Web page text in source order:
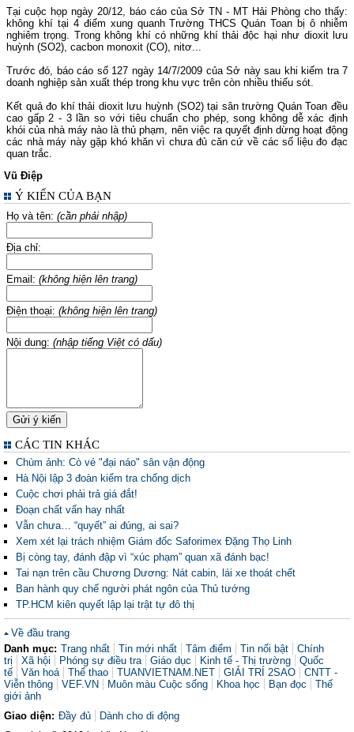
Tại cuộc họp ngày 20/12, báo cáo của Sở TN - MT Hải Phòng cho thấy:
không khí tại 4 điểm xung quanh Trường THCS Quán Toan bị ô nhiễm
nghiêm trọng. Trong không khí có những khí thải độc hại như dioxit lưu
huỳnh (SO2), cacbon monoxit (CO), nitơ...
Trước đó, báo cáo số 127 ngày 14/7/2009 của Sở này sau khi kiểm tra 7
doanh nghiệp sản xuất thép trong khu vực trên còn nhiều thiếu sót.
Kết quả đo khí thải dioxit lưu huỳnh (SO2) tại sân trường Quán Toan đều
cao gấp 2 - 3 lần so với tiêu chuẩn cho phép, song không dễ xác định
khói của nhà máy nào là thủ phạm, nên việc ra quyết định dừng hoạt động
các nhà máy này gặp khó khăn vì chưa đủ căn cứ về các số liệu đo đạc
quan trắc.
Vũ Điệp
Ý KIẾN CỦA BẠN
Họ và tên: (cần phải nhập)
Địa chỉ:
Email: (không hiện lên trang)
Điện thoại: (không hiện lên trang)
Nội dung: (nhập tiếng Việt có dấu)
CÁC TIN KHÁC
Chùm ảnh: Cò vé "đại náo" sân vận động
Hà Nội lập 3 đoàn kiểm tra chống dịch
Cuộc chơi phải trả giá đắt!
Đoạn chất vấn hay nhất
Vẫn chưa… “quyết” ai đúng, ai sai?
Xem xét lại trách nhiệm Giám đốc Saforimex Đặng Thọ Linh
Bị còng tay, đánh đập vì “xúc phạm” quan xã đánh bạc!
Tai nạn trên cầu Chương Dương: Nát cabin, lái xe thoát chết
Ban hành quy chế người phát ngôn của Thủ tướng
TP.HCM kiên quyết lập lại trật tự đô thị
Về đầu trang
Danh mục: Trang nhất Tin mới nhất Tâm điểm Tin nổi bật
Chính
trị
Xã hội Phóng sự điều tra Giáo dục Kinh tế - Thị trường
Quốc
tế
Văn hoá Thể thao TUANVIETNAM.NET GIẢI TRÍ 2SAO
CNTT -
Viễn thông
VEF.VN Muôn màu Cuộc sống Khoa học Bạn đọc
Thế
giới ảnh
Giao diện: Đầy đủ
Dành cho di động